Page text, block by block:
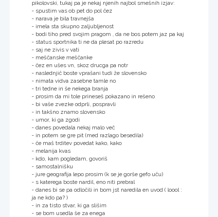
pikolovski, tukaj pa je nekaj njenih najbol smešnih izjav:
- spustim vas ob pet do pol čez
- narava je bila travnejša
- imela sta skupno zaljubljenost
- bodi tiho pred svojim pragom , da ne bos potem jaz pa kaj
- status sportnika ti ne da plesat po razredu
- saj ne zivis v vati
- meščanske meščanke
- čez en ušes vn, skoz drucga pa notr
- naslednjič boste vprašani tudi že slovensko
- nimata vidva zasebne tamle no
- tri tedne in še nekega branja
- prosim da mi tole prineseš pokazano in rešeno
- bi vaše zvezke odprli, pospravli
- in takšno znamo slovensko
- umor, ki ga zgodi
- danes povedala nekaj malo več
- in potem se gre pit (med razlago besedila)
- če maš trditev povedat kako, kako
- melanija kvas
- kdo, kam pogledam, govoriš
- samostalnišku
- jure geografija lepo prosim (k se je gorše gefo uču)
- s katerega boste nardil, eno niti prebral
- danes bi se pa odločili in bom jst naredila en uvod ( loool :
ja ne kdo pa? )
- in za tisto stvar, ki ga slišim
- se bom usedla še za enega